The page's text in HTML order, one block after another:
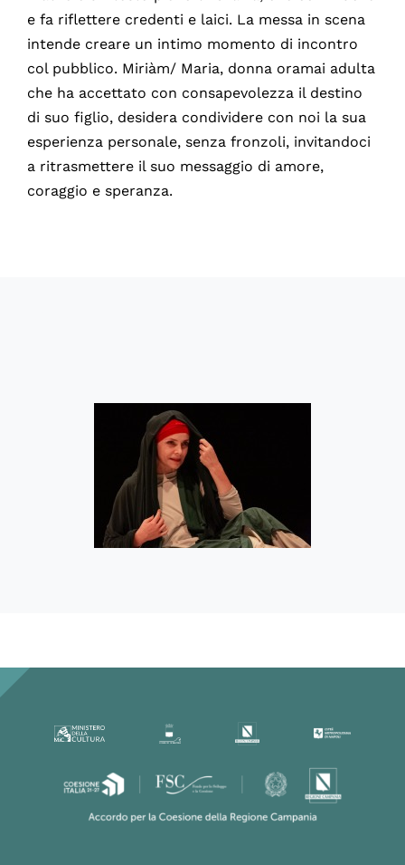
e fa riflettere credenti e laici. La messa in scena
intende creare un intimo momento di incontro
col pubblico. Miriàm/ Maria, donna oramai adulta
che ha accettato con consapevolezza il destino
di suo figlio, desidera condividere con noi la sua
esperienza personale, senza fronzoli, invitandoci
a ritrasmettere il suo messaggio di amore,
coraggio e speranza.